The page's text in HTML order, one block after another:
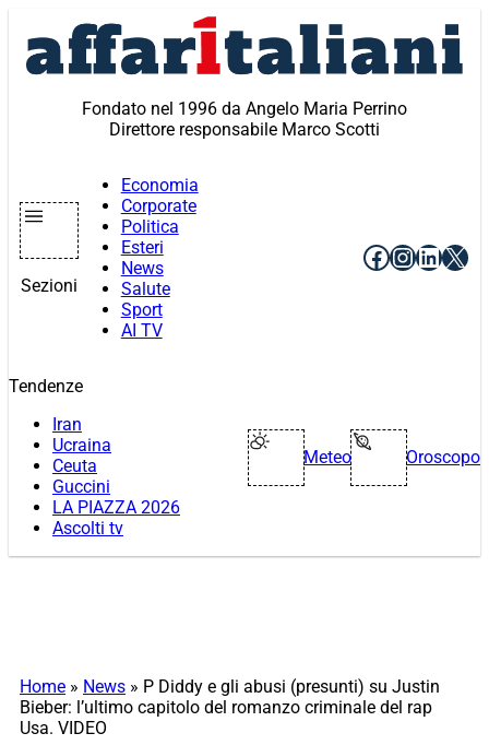
contenuto
Fondato nel 1996 da Angelo Maria Perrino
Direttore responsabile Marco Scotti
Sezioni
Economia
Corporate
Politica
Esteri
News
Salute
Sport
AI TV
Facebook
X
Tendenze
Iran
Ucraina
Ceuta
Guccini
LA PIAZZA 2026
Ascolti tv
Meteo Oroscopo
Home » News » P Diddy e gli abusi (presunti) su Justin
Bieber: l’ultimo capitolo del romanzo criminale del rap
Usa. VIDEO